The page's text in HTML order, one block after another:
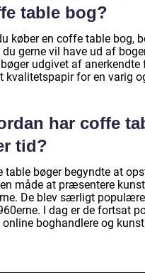
table bog?
køber en coffe table bog,
du gerne vil have ud af
udgivet af
kvalitetspapir for en varig
har coffe
tid?
table bøger begyndte at
måde at præsentere
De blev særligt
I dag er de fortsat
boghandlere og